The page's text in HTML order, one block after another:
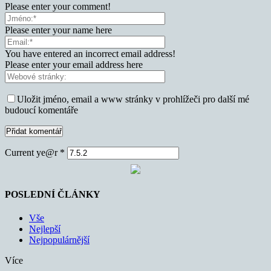
Please enter your comment!
Please enter your name here
You have entered an incorrect email address!
Please enter your email address here
Uložit jméno, email a www stránky v prohlížeči pro další mé
budoucí komentáře
Current ye@r *
POSLEDNÍ ČLÁNKY
Vše
Nejlepší
Nejpopulárnější
Více